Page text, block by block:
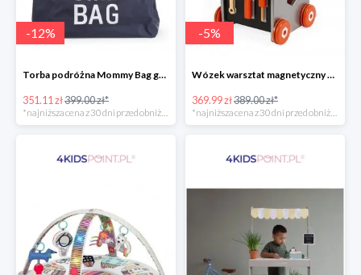
-12%
Torba podróżna Mommy Bag grant Childhome
351.11 zł399.00 zł*
*najniższa cena z 30 dni przed obniżką
-5%
Wózek warsztat magnetyczny z narzędziami Brico ‘Kids kolekcja 2018, Janod
369.99 zł389.00 zł*
*najniższa cena z 30 dni przed obniżką